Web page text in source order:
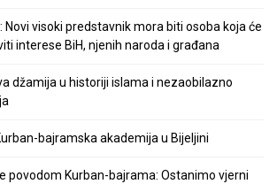
Novi visoki predstavnik mora biti osoba koja će
interese BiH, njenih naroda i građana
džamija u historiji islama i nezaobilazno
bajramska akademija u Bijeljini
povodom Kurban-bajrama: Ostanimo vjerni